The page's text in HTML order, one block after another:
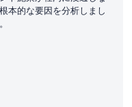
本的な要因を分析しまし